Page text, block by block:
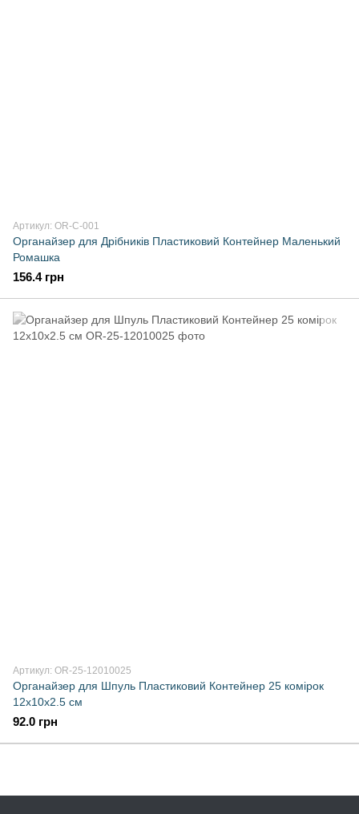
Артикул: OR-C-001
Органайзер для Дрібників Пластиковий Контейнер Маленький
Ромашка
156.4 грн
Артикул: OR-25-12010025
Органайзер для Шпуль Пластиковий Контейнер 25 комірок
12х10х2.5 см
92.0 грн